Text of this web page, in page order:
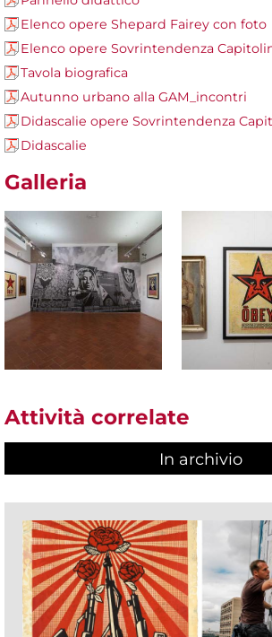
Elenco opere Shepard Fairey con foto
Elenco opere Sovrintendenza
Tavola biografica
Autunno urbano alla GAM_incontri
Didascalie opere Sovrintendenza
Didascalie
Galleria
Attività correlate
In archivio